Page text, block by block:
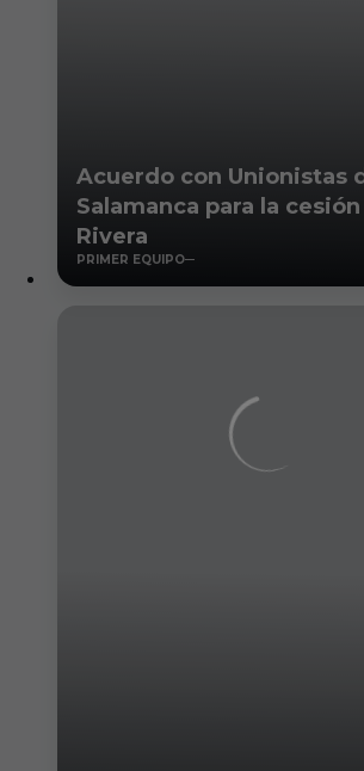
Acuerdo con Unionistas
Salamanca para la
Rivera
PRIMER EQUIPO